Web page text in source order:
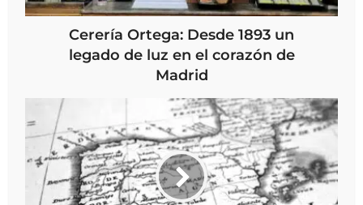
Cerería Ortega: Desde 1893 un
legado de luz en el corazón de
Madrid